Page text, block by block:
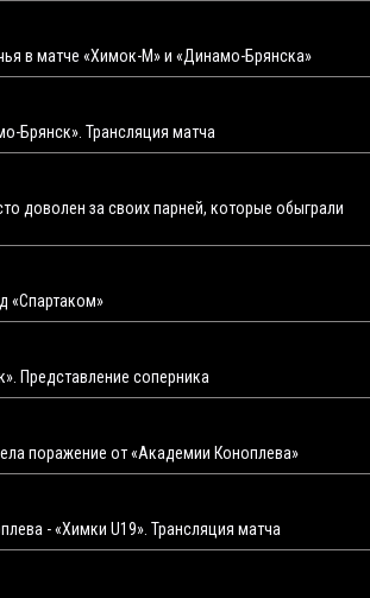
в матче «Химок-М» и «Динамо-Брянска»
Брянск». Трансляция матча
доволен за своих парней, которые обыграли
«Спартаком»
Представление соперника
поражение от «Академии Коноплева»
- «Химки U19». Трансляция матча